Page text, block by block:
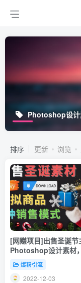
Photoshop设计
排序 更新 浏览
[网赚项目]出售圣诞节
Photoshop设计素材
100美元以上
爆粉引流
2022-12-03